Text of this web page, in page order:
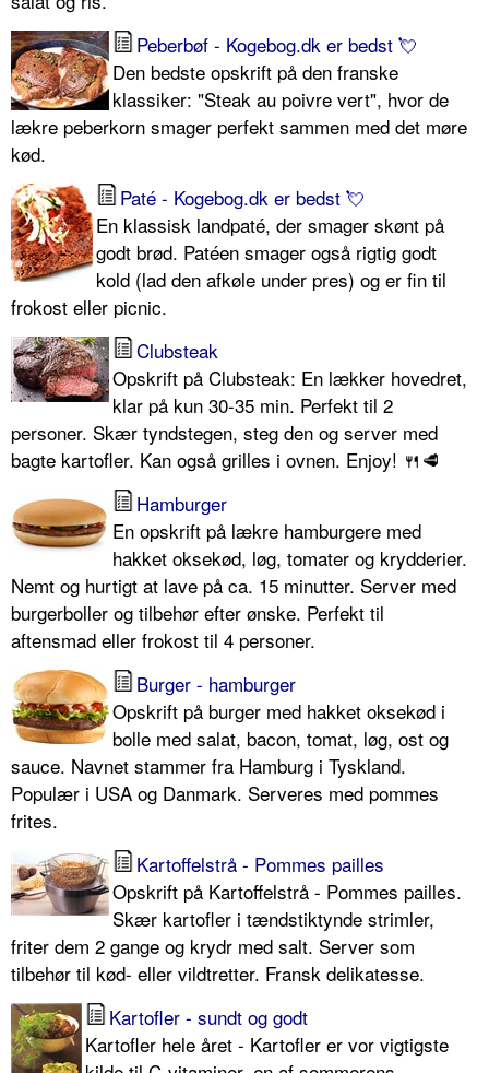
Peberbøf - Kogebog.dk er bedst 💘
Den bedste opskrift på den franske
klassiker: "Steak au poivre vert", hvor de
lækre peberkorn smager perfekt sammen med det møre
kød.
Paté - Kogebog.dk er bedst 💘
En klassisk landpaté, der smager skønt på
godt brød. Patéen smager også rigtig godt
kold (lad den afkøle under pres) og er fin til
frokost eller picnic.
Clubsteak
Opskrift på Clubsteak: En lækker hovedret,
klar på kun 30-35 min. Perfekt til 2
personer. Skær tyndstegen, steg den og server med
bagte kartofler. Kan også grilles i ovnen. Enjoy! 🍴🥩
Hamburger
En opskrift på lækre hamburgere med
hakket oksekød, løg, tomater og krydderier.
Nemt og hurtigt at lave på ca. 15 minutter. Server med
burgerboller og tilbehør efter ønske. Perfekt til
aftensmad eller frokost til 4 personer.
Burger - hamburger
Opskrift på burger med hakket oksekød i
bolle med salat, bacon, tomat, løg, ost og
sauce. Navnet stammer fra Hamburg i Tyskland.
Populær i USA og Danmark. Serveres med pommes
frites.
Kartoffelstrå - Pommes pailles
Opskrift på Kartoffelstrå - Pommes pailles.
Skær kartofler i tændstiktynde strimler,
friter dem 2 gange og krydr med salt. Server som
tilbehør til kød- eller vildtretter. Fransk delikatesse.
Kartofler - sundt og godt
Kartofler hele året - Kartofler er vor vigtigste